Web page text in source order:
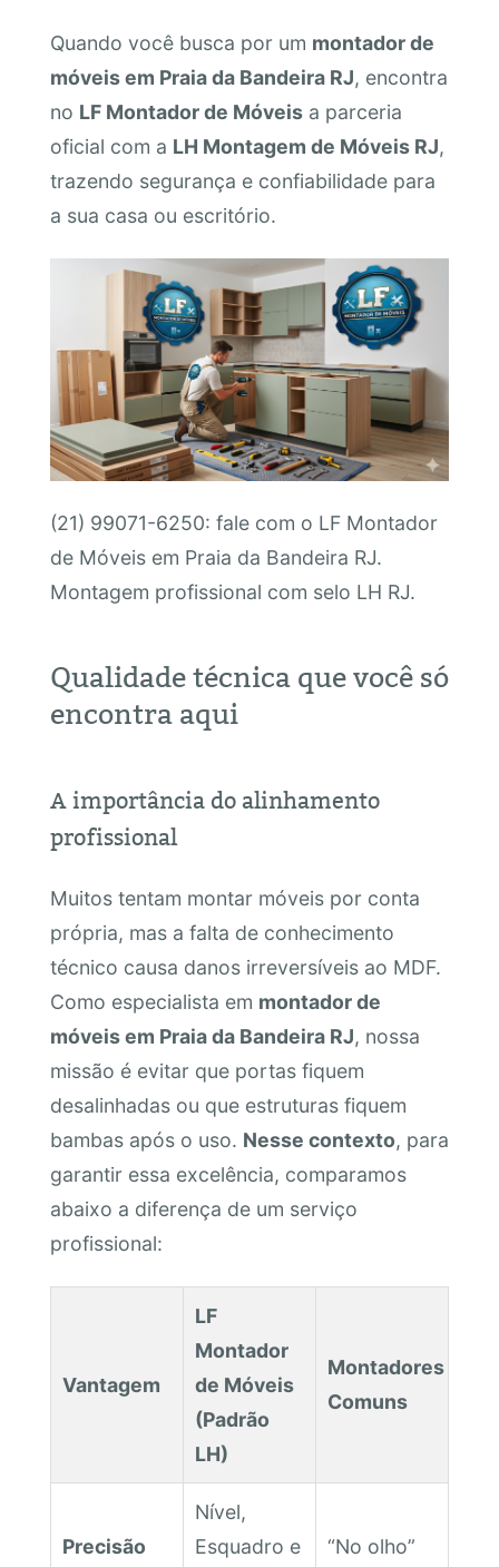
Quando você busca por um montador de
móveis em Praia da Bandeira RJ, encontra
no LF Montador de Móveisa parceria
oficial com a LH Montagem de Móveis RJ,
trazendo segurança e confiabilidade para
a sua casa ou escritório.
(21) 99071-6250: fale com o LF Montador
de Móveis em Praia da Bandeira RJ.
Montagem profissional com selo LH RJ.
Qualidade técnica que você só
encontra aqui
A importância do alinhamento
profissional
Muitos tentam montar móveis por conta
própria, mas a falta de conhecimento
técnico causa danos irreversíveis ao MDF.
Como especialista em montador de
móveis em Praia da Bandeira RJ, nossa
missão é evitar que portas fiquem
desalinhadas ou que estruturas fiquem
bambas após o uso. Nesse contexto, para
garantir essa excelência, comparamos
abaixo a diferença de um serviço
profissional:
Vantagem
LF
Montador
de Móveis
(Padrão
LH)
Montadores
Comuns
Precisão
Nível,
Esquadro e
“No olho”